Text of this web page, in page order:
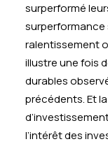
surperformé
surperformance
ralentissement
illustre une fois
durables
précédents. Et
l’intérêt des